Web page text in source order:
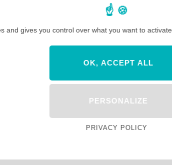
and gives you control over what you want to activate
OK, ACCEPT ALL
PERSONALIZE
PRIVACY POLICY